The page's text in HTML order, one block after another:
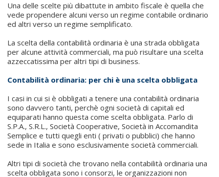
Una delle scelte più dibattute in ambito fiscale è quella che
vede propendere alcuni verso un regime contabile ordinario
ed altri verso un regime semplificato.
La scelta della contabilità ordinaria è una strada obbligata
per alcune attività commerciali, ma può risultare una scelta
azzeccatissima per altri tipi di business.
Contabilità ordinaria: per chi è una scelta obbligata
I casi in cui si è obbligati a tenere una contabilità ordinaria
sono davvero tanti, perchè ogni società di capitali ed
equiparati hanno questa come scelta obbligata. Parlo di
S.P.A., S.R.L., Società Cooperative, Società in Accomandita
Semplice e tutti quegli enti ( privati o pubblici) che hanno
sede in Italia e sono esclusivamente società commerciali.
Altri tipi di società che trovano nella contabilità ordinaria una
scelta obbligata sono i consorzi, le organizzazioni non